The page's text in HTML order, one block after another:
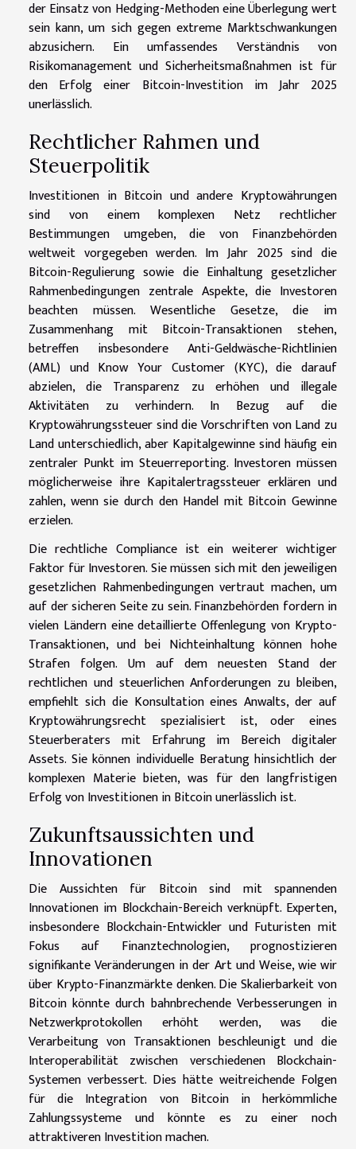
der Einsatz von Hedging-Methoden eine Überlegung wert
sein kann, um sich gegen extreme Marktschwankungen
abzusichern. Ein umfassendes Verständnis von
Risikomanagement und Sicherheitsmaßnahmen ist für
den Erfolg einer Bitcoin-Investition im Jahr 2025
unerlässlich.
Rechtlicher Rahmen und
Steuerpolitik
Investitionen in Bitcoin und andere Kryptowährungen
sind von einem komplexen Netz rechtlicher
Bestimmungen umgeben, die von Finanzbehörden
weltweit vorgegeben werden. Im Jahr 2025 sind die
Bitcoin-Regulierung sowie die Einhaltung gesetzlicher
Rahmenbedingungen zentrale Aspekte, die Investoren
beachten müssen. Wesentliche Gesetze, die im
Zusammenhang mit Bitcoin-Transaktionen stehen,
betreffen insbesondere Anti-Geldwäsche-Richtlinien
(AML) und Know Your Customer (KYC), die darauf
abzielen, die Transparenz zu erhöhen und illegale
Aktivitäten zu verhindern. In Bezug auf die
Kryptowährungssteuer sind die Vorschriften von Land zu
Land unterschiedlich, aber Kapitalgewinne sind häufig ein
zentraler Punkt im Steuerreporting. Investoren müssen
möglicherweise ihre Kapitalertragssteuer erklären und
zahlen, wenn sie durch den Handel mit Bitcoin Gewinne
erzielen.
Die rechtliche Compliance ist ein weiterer wichtiger
Faktor für Investoren. Sie müssen sich mit den jeweiligen
gesetzlichen Rahmenbedingungen vertraut machen, um
auf der sicheren Seite zu sein. Finanzbehörden fordern in
vielen Ländern eine detaillierte Offenlegung von Krypto-
Transaktionen, und bei Nichteinhaltung können hohe
Strafen folgen. Um auf dem neuesten Stand der
rechtlichen und steuerlichen Anforderungen zu bleiben,
empfiehlt sich die Konsultation eines Anwalts, der auf
Kryptowährungsrecht spezialisiert ist, oder eines
Steuerberaters mit Erfahrung im Bereich digitaler
Assets. Sie können individuelle Beratung hinsichtlich der
komplexen Materie bieten, was für den langfristigen
Erfolg von Investitionen in Bitcoin unerlässlich ist.
Zukunftsaussichten und
Innovationen
Die Aussichten für Bitcoin sind mit spannenden
Innovationen im Blockchain-Bereich verknüpft. Experten,
insbesondere Blockchain-Entwickler und Futuristen mit
Fokus auf Finanztechnologien, prognostizieren
signifikante Veränderungen in der Art und Weise, wie wir
über Krypto-Finanzmärkte denken. Die Skalierbarkeit von
Bitcoin könnte durch bahnbrechende Verbesserungen in
Netzwerkprotokollen erhöht werden, was die
Verarbeitung von Transaktionen beschleunigt und die
Interoperabilität zwischen verschiedenen Blockchain-
Systemen verbessert. Dies hätte weitreichende Folgen
für die Integration von Bitcoin in herkömmliche
Zahlungssysteme und könnte es zu einer noch
attraktiveren Investition machen.